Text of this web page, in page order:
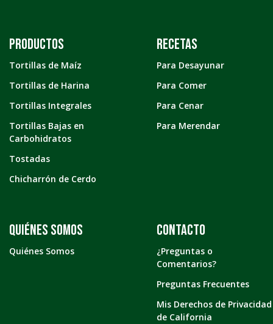
Productos
Tortillas de Maíz
Tortillas de Harina
Tortillas Integrales
Tortillas Bajas en
Carbohidratos
Tostadas
Chicharrón de Cerdo
Recetas
Para Desayunar
Para Comer
Para Cenar
Para Merendar
Quiénes somos
Quiénes Somos
Contacto
¿Preguntas o
Comentarios?
Preguntas Frecuentes
Mis Derechos de Privacidad
de California